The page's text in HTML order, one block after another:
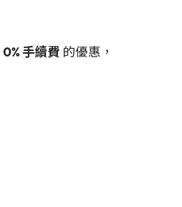
0% 手續費 的優惠，